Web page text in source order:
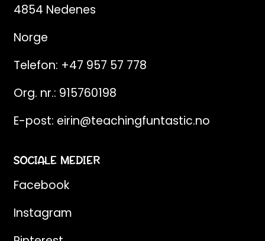
4854 Nedenes
Norge
Telefon: +47 957 57 778
Org. nr.: 915760198
E-post: eirin@teachingfuntastic.no
SOCIALE MEDIER
Facebook
Instagram